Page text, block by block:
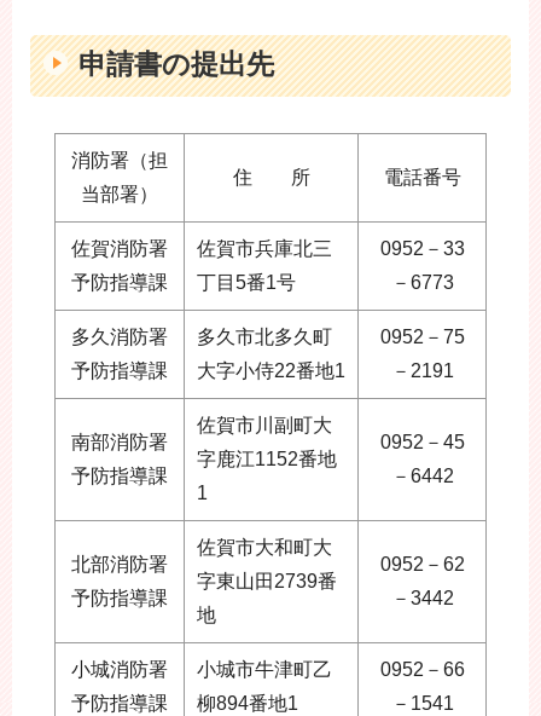
申請書の提出先
消防署（担
当部署）
住 所 電話番号
佐賀消防署
予防指導課
佐賀市兵庫北三
丁目5番1号
0952－33
－6773
多久消防署
予防指導課
多久市北多久町
大字小侍22番地1
0952－75
－2191
南部消防署
予防指導課
佐賀市川副町大
字鹿江1152番地
1
0952－45
－6442
北部消防署
予防指導課
佐賀市大和町大
字東山田2739番
地
0952－62
－3442
小城消防署
予防指導課
小城市牛津町乙
柳894番地1
0952－66
－1541